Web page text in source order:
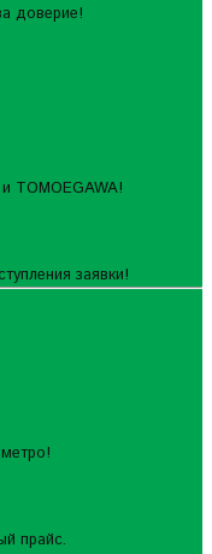
доверие!
TOMOEGAWA!
заявки!
прайс.